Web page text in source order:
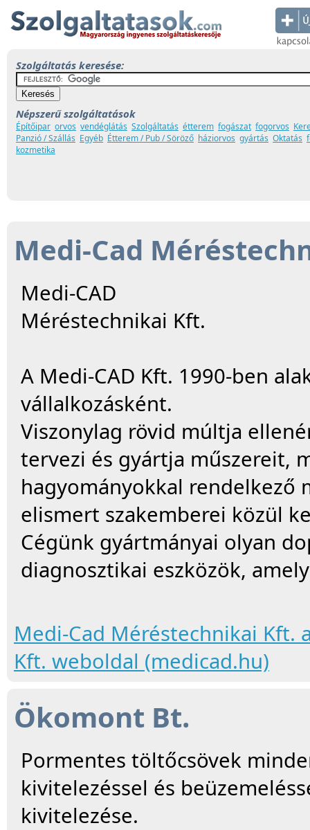
Szolgáltatás keresése:
Népszerű szolgáltatások
Építőipar orvos vendéglátás Szolgáltatás étterem fogászat fogorvos
Panzió / Szállás Egyéb Étterem / Pub / Söröző háziorvos gyártás Oktatás
kozmetika
Medi-Cad
Medi-CAD
Méréstechnikai Kft.
A Medi-CAD Kft. 1990-ben
vállalkozásként.
Viszonylag rövid múltja
tervezi és gyártja műszereit,
hagyományokkal rendelkező
elismert szakemberei közül
Cégünk gyártmányai olyan
diagnosztikai eszközök,
Medi-Cad Méréstechnikai Kft.
Kft. weboldal (medicad.hu)
Ökomont Bt.
Pormentes töltőcsövek
kivitelezéssel és
kivitelezése.